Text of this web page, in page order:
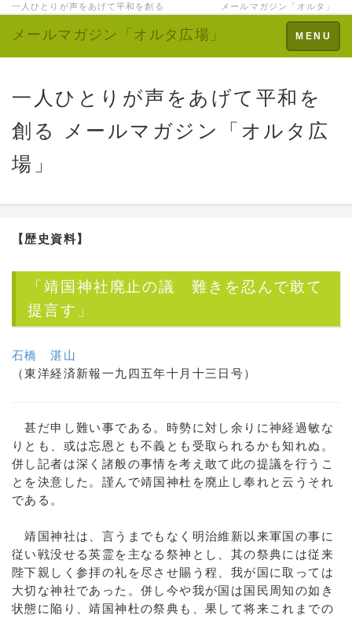
一人ひとりが声をあげて平和を創る メールマガジン「オルタ」
Toggle
navigation
MENU
メールマガジン「オルタ広場」
一人ひとりが声をあげて平和を
創る メールマガジン「オルタ広
場」
【歴史資料】
「靖国神社廃止の議 難きを忍んで敢て
提言す」
石橋 湛山
（東洋経済新報一九四五年十月十三日号）
甚だ申し難い事である。時勢に対し余りに神経過敏な
りとも、或は忘恩とも不義とも受取られるかも知れぬ。
併し記者は深く諸般の事情を考え敢て此の提議を行うこ
とを決意した。謹んで靖国神杜を廃止し奉れと云うそれ
である。
靖国神社は、言うまでもなく明治維新以来軍国の事に
従い戦没せる英霊を主なる祭神とし、其の祭典には従来
陛下親しく参拝の礼を尽させ賜う程、我が国に取っては
大切な神社であった。併し今や我が国は国民周知の如き
状態に陥り、靖国神杜の祭典も、果して将来これまでの